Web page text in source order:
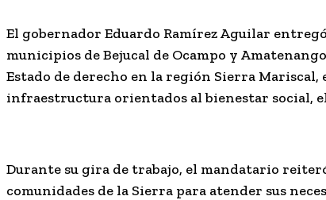
El gobernador Eduardo Ramírez Aguilar
municipios de Bejucal de Ocampo y
Estado de derecho en la región Sierra
infraestructura orientados al bienestar social,
Durante su gira de trabajo, el mandatario
comunidades de la Sierra para atender sus